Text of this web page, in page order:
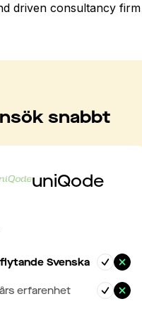
driven consultancy
snabbt
uniQode
Svenska
års erfarenhet